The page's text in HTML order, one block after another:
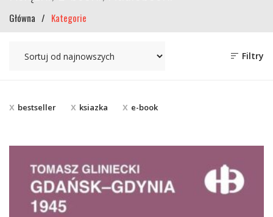
Główna / Kategorie
Filtry
bestseller ksiazka e-book